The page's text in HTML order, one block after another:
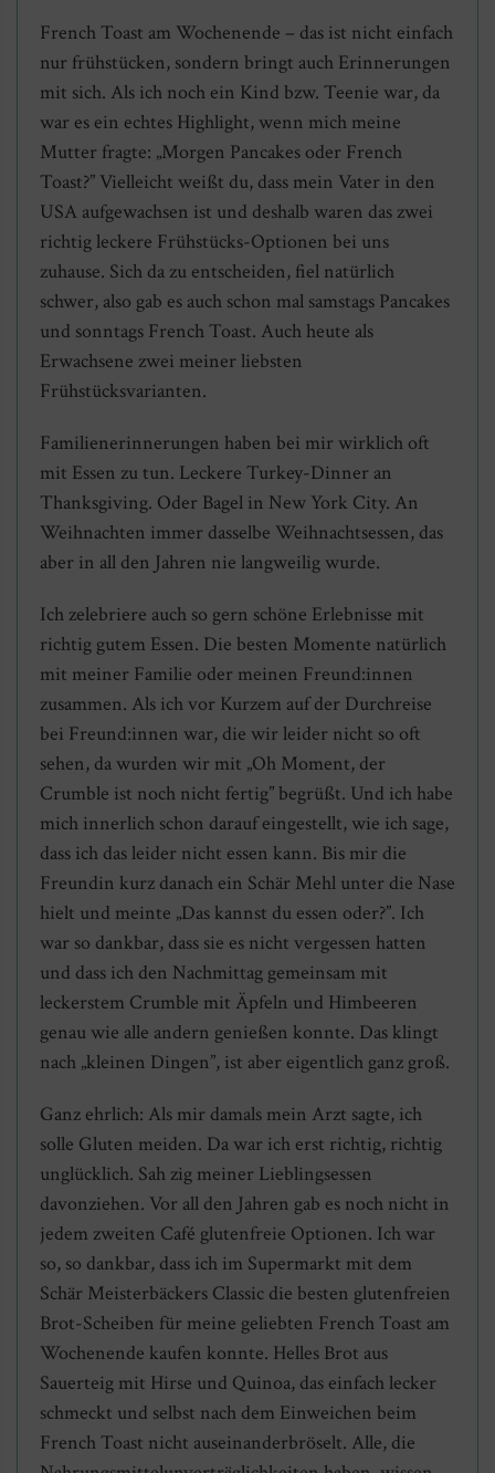
French Toast am Wochenende – das ist nicht einfach
nur frühstücken, sondern bringt auch Erinnerungen
mit sich. Als ich noch ein Kind bzw. Teenie war, da
war es ein echtes Highlight, wenn mich meine
Mutter fragte: „Morgen Pancakes oder French
Toast?” Vielleicht weißt du, dass mein Vater in den
USA aufgewachsen ist und deshalb waren das zwei
richtig leckere Frühstücks-Optionen bei uns
zuhause. Sich da zu entscheiden, fiel natürlich
schwer, also gab es auch schon mal samstags Pancakes
und sonntags French Toast. Auch heute als
Erwachsene zwei meiner liebsten
Frühstücksvarianten.
Familienerinnerungen haben bei mir wirklich oft
mit Essen zu tun. Leckere Turkey-Dinner an
Thanksgiving. Oder Bagel in New York City. An
Weihnachten immer dasselbe Weihnachtsessen, das
aber in all den Jahren nie langweilig wurde.
Ich zelebriere auch so gern schöne Erlebnisse mit
richtig gutem Essen. Die besten Momente natürlich
mit meiner Familie oder meinen Freund:innen
zusammen. Als ich vor Kurzem auf der Durchreise
bei Freund:innen war, die wir leider nicht so oft
sehen, da wurden wir mit „Oh Moment, der
Crumble ist noch nicht fertig” begrüßt. Und ich habe
mich innerlich schon darauf eingestellt, wie ich sage,
dass ich das leider nicht essen kann. Bis mir die
Freundin kurz danach ein Schär Mehl unter die Nase
hielt und meinte „Das kannst du essen oder?”. Ich
war so dankbar, dass sie es nicht vergessen hatten
und dass ich den Nachmittag gemeinsam mit
leckerstem Crumble mit Äpfeln und Himbeeren
genau wie alle andern genießen konnte. Das klingt
nach „kleinen Dingen”, ist aber eigentlich ganz groß.
Ganz ehrlich: Als mir damals mein Arzt sagte, ich
solle Gluten meiden. Da war ich erst richtig, richtig
unglücklich. Sah zig meiner Lieblingsessen
davonziehen. Vor all den Jahren gab es noch nicht in
jedem zweiten Café glutenfreie Optionen. Ich war
so, so dankbar, dass ich im Supermarkt mit dem
Schär Meisterbäckers Classic die besten glutenfreien
Brot-Scheiben für meine geliebten French Toast am
Wochenende kaufen konnte. Helles Brot aus
Sauerteig mit Hirse und Quinoa, das einfach lecker
schmeckt und selbst nach dem Einweichen beim
French Toast nicht auseinanderbröselt. Alle, die